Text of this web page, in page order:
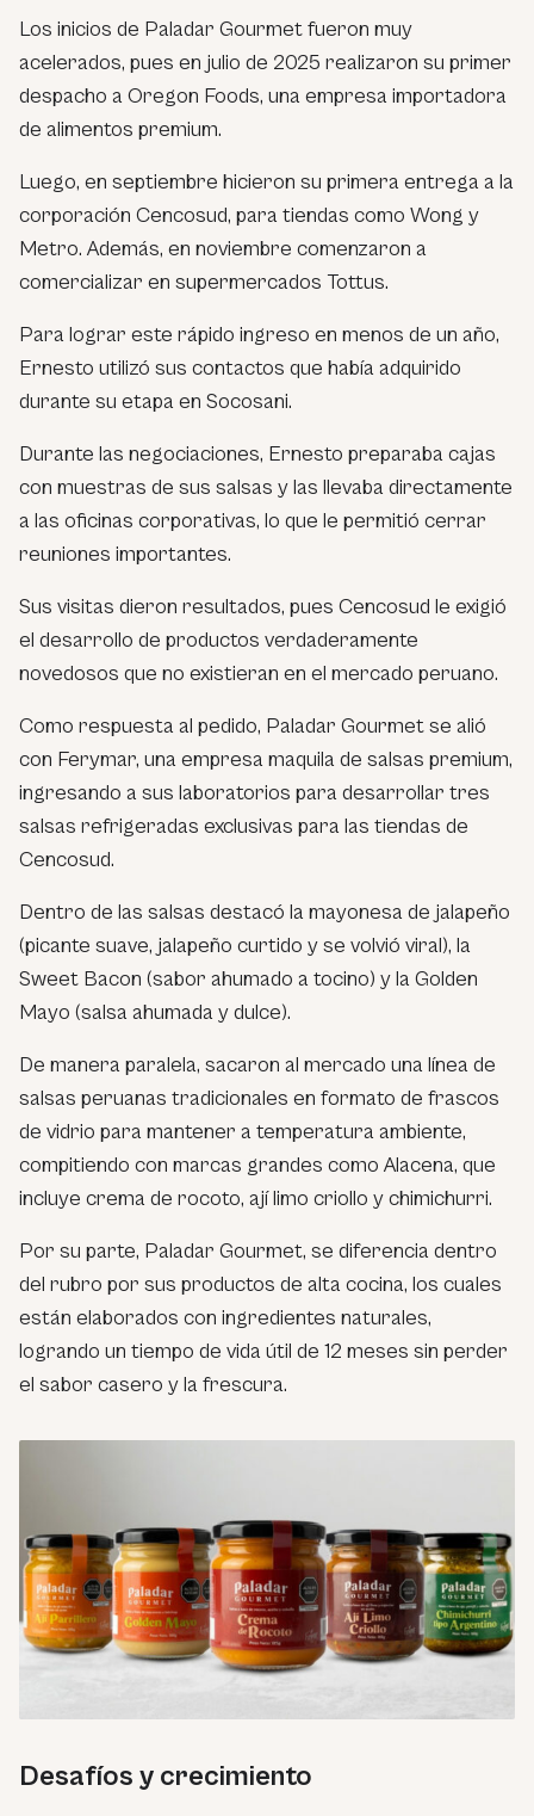
Los inicios de Paladar Gourmet fueron muy
acelerados, pues en julio de 2025 realizaron su primer
despacho a Oregon Foods, una empresa importadora
de alimentos premium.
Luego, en septiembre hicieron su primera entrega a la
corporación Cencosud, para tiendas como Wong y
Metro. Además, en noviembre comenzaron a
comercializar en supermercados Tottus.
Para lograr este rápido ingreso en menos de un año,
Ernesto utilizó sus contactos que había adquirido
durante su etapa en Socosani.
Durante las negociaciones, Ernesto preparaba cajas
con muestras de sus salsas y las llevaba directamente
a las oficinas corporativas, lo que le permitió cerrar
reuniones importantes.
Sus visitas dieron resultados, pues Cencosud le exigió
el desarrollo de productos verdaderamente
novedosos que no existieran en el mercado peruano.
Como respuesta al pedido, Paladar Gourmet se alió
con Ferymar, una empresa maquila de salsas premium,
ingresando a sus laboratorios para desarrollar tres
salsas refrigeradas exclusivas para las tiendas de
Cencosud.
Dentro de las salsas destacó la mayonesa de jalapeño
(picante suave, jalapeño curtido y se volvió viral), la
Sweet Bacon (sabor ahumado a tocino) y la Golden
Mayo (salsa ahumada y dulce).
De manera paralela, sacaron al mercado una línea de
salsas peruanas tradicionales en formato de frascos
de vidrio para mantener a temperatura ambiente,
compitiendo con marcas grandes como Alacena, que
incluye crema de rocoto, ají limo criollo y chimichurri.
Por su parte, Paladar Gourmet, se diferencia dentro
del rubro por sus productos de alta cocina, los cuales
están elaborados con ingredientes naturales,
logrando un tiempo de vida útil de 12 meses sin perder
el sabor casero y la frescura.
Desafíos y crecimiento